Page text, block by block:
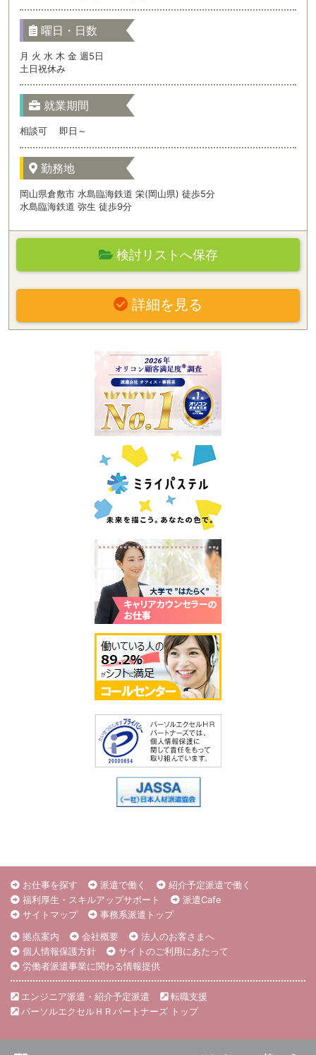
曜日・日数
月 火 水 木 金 週5日
土日祝休み
就業期間
相談可 即日～
勤務地
岡山県倉敷市 水島臨海鉄道 栄(岡山県) 徒歩5分
水島臨海鉄道 弥生 徒歩9分
検討リストへ保存
詳細を見る
お仕事を探す 派遣で働く
紹介予定派遣で働く
福利厚生・スキルアップサポート
派遣Cafe
サイトマップ
事務系派遣トップ
拠点案内
会社概要
法人のお客さまへ
個人情報保護方針
サイトのご利用にあたって
労働者派遣事業に関わる情報提供
エンジニア派遣・紹介予定派遣
転職支援
パーソルエクセルＨＲパートナーズ トップ